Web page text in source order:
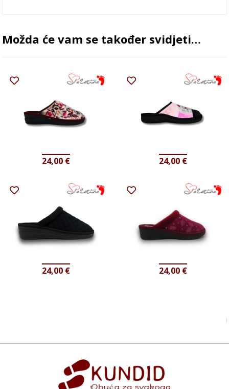
Možda će vam se također svidjeti…
24,00 € 24,00 €
24,00 € 24,00 €